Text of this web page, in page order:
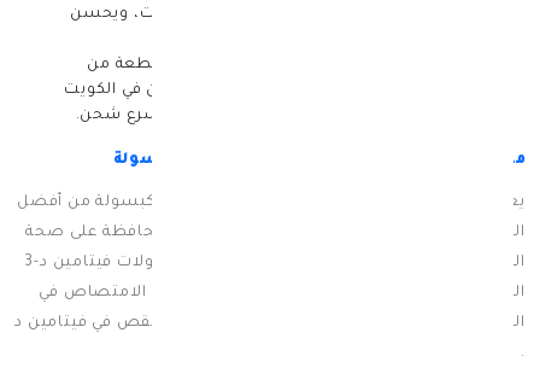
وتعزيز المناعة، وله تأثيرات مضادة للالتهابات، ويحسن
ويُمكن شراء او بي يو فيتامين دال حلاو 60 قطعة من
خلال صيدلية سبيريت أفضل صيدلية اونلاين في الكويت
توفر أفضل مكملات غذائيه بافضل سعر وأسرع شحن.
ميديتيك فيتامين دال 5000 وحدة دولية 120 كبسولة
يعتبر ميديتيك فيتامين دال 5000 وحدة دولية 120 كبسولة من أفضل
المكملات الغذائية التي تعزز من صحة الجسم والمحافظة على صحة
العظام
، حيث تحتوي كبسولات فيتامين د-3
الهلامية على هذا الفيتامين الأساسي بشكل سهل الامتصاص في
الجسم، وهو مناسب للأشخاص الذين يعانون من نقص في فيتامين د
.